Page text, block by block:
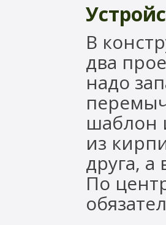
В
два
надо
шаблон
из
друга,
По